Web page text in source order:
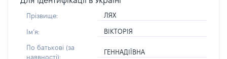
Прізвище: ЛЯХ
Імʼя: ВІКТОРІЯ
По батькові (за
наявності):
ГЕННАДІЇВНА